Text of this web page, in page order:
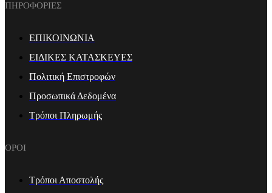
ΠΗΡΟΦΟΡΙΕΣ
ΕΠΙΚΟΙΝΩΝΙΑ
ΕΙΔΙΚΕΣ ΚΑΤΑΣΚΕΥΕΣ
Πολιτική Επιστροφών
Προσωπικά Δεδομένα
Τρόποι Πληρωμής
ΟΡΟΙ
Τρόποι Αποστολής